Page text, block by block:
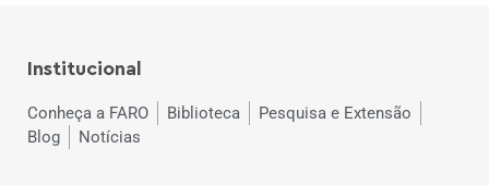
Institucional
Conheça a FARO Biblioteca
Pesquisa e Extensão
Blog
Notícias